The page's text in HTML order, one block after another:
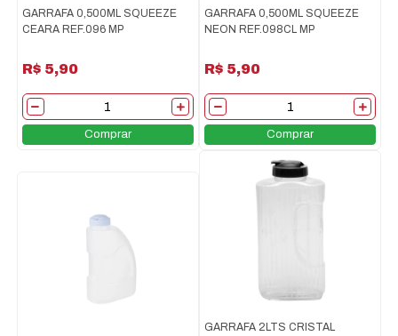
GARRAFA 0,500ML SQUEEZE
CEARA REF.096 MP
R$ 5,90
Comprar
GARRAFA 0,500ML SQUEEZE
NEON REF.098CL MP
R$ 5,90
Comprar
GARRAFA 2LTS CRISTAL